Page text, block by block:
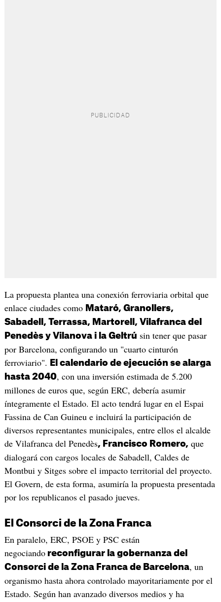
La propuesta plantea una conexión ferroviaria orbital que
enlace ciudades como Mataró, Granollers,
Sabadell, Terrassa, Martorell, Vilafranca del
Penedès y Vilanova i la Geltrú sin tener que pasar
por Barcelona, configurando un "cuarto cinturón
ferroviario".
El calendario de ejecución se alarga
hasta 2040, con una inversión estimada de 5.200
millones de euros que, según ERC, debería asumir
íntegramente el Estado. El acto tendrá lugar en el Espai
Fassina de Can Guineu e incluirá la participación de
diversos representantes municipales, entre ellos el alcalde
de Vilafranca del Penedès, Francisco Romero, que
dialogará con cargos locales de Sabadell, Caldes de
Montbui y Sitges sobre el impacto territorial del proyecto.
El Govern, de esta forma, asumiría la propuesta presentada
por los republicanos el pasado jueves.
El Consorci de la Zona Franca
En paralelo, ERC, PSOE y PSC están
negociandoreconfigurar la gobernanza del
Consorci de la Zona Franca de Barcelona, un
organismo hasta ahora controlado mayoritariamente por el
Estado. Según han avanzado diversos medios y ha